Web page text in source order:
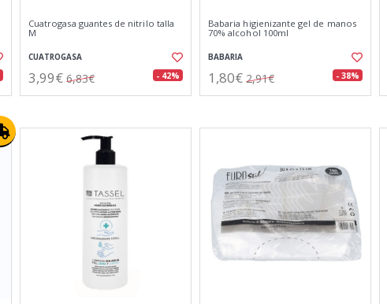
Cuatrogasa guantes de nitrilo talla
M
CUATROGASA
3,99€ 6,83€ - 42%
Babaria higienizante gel de manos
70% alcohol 100ml
BABARIA
1,80€ 2,91€ - 38%